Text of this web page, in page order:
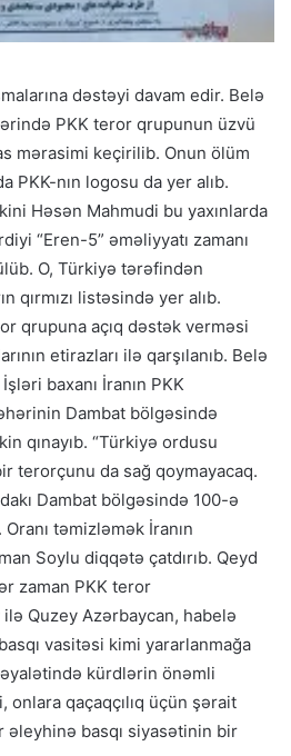
dəstəyi davam edir. Belə
PKK teror qrupunun üzvü
mərasimi keçirilib. Onun ölüm
PKK-nın logosu da yer alıb.
Həsən Mahmudi bu yaxınlarda
“Eren-5” əməliyyatı zamanı
O, Türkiyə tərəfindən
qırmızı listəsində yer alıb.
qrupuna açıq dəstək verməsi
etirazları ilə qarşılanıb. Belə
baxanı İranın PKK
Dambat bölgəsində
qınayıb. “Türkiyə ordusu
terorçunu da sağ qoymayacaq.
Dambat bölgəsində 100-ə
təmizləmək İranın
Soylu diqqətə çatdırıb. Qeyd
zaman PKK teror
Quzey Azərbaycan, habelə
vasitəsi kimi yararlanmağa
əyalətində kürdlərin önəmli
qaçaqçılıq üçün şərait
əleyhinə basqı siyasətinin bir